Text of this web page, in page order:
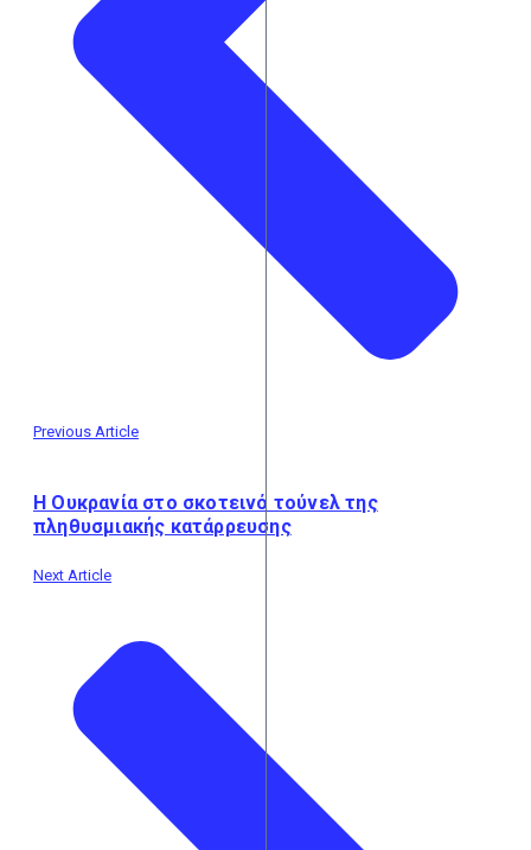
Previous Article
Η Ουκρανία στο σκοτεινό τούνελ της
πληθυσμιακής κατάρρευσης
Next Article